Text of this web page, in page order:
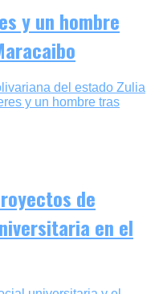
y un hombre
del estado Zulia
y un hombre tras
de
en el